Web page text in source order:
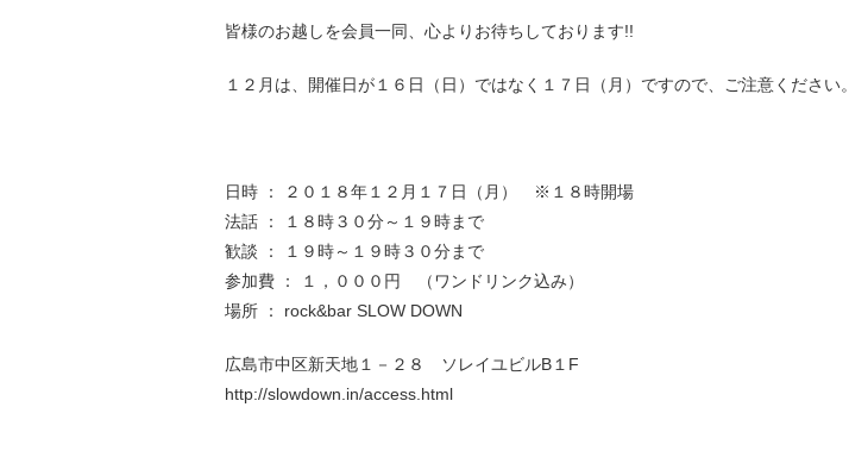
皆様のお越しを会員一同、心よりお待ちしております!!
１２月は、開催日が１６日（日）ではなく１７日（月）ですので、ご注意ください。
日時 ： ２０１８年１２月１７日（月） ※１８時開場
法話 ： １８時３０分～１９時まで
歓談 ： １９時～１９時３０分まで
参加費 ： １，０００円 （ワンドリンク込み）
場所 ： rock&bar SLOW DOWN
広島市中区新天地１－２８ ソレイユビルB１F
http://slowdown.in/access.html